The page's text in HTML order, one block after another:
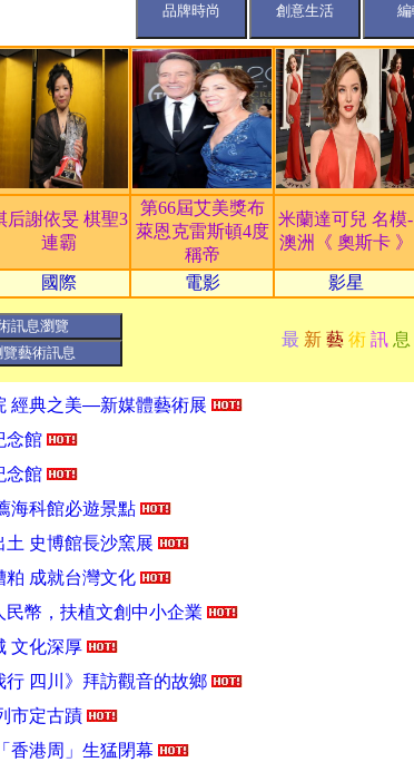
后謝依旻 棋聖3
連霸
第66屆艾美獎布
萊恩克雷斯頓4度
稱帝
米蘭達可兒 名模-
澳洲《 奧斯卡 》
國際 電影 影星
最 新 藝 術訊息
香港周」生猛閉幕
護衛千年的聖地
家 愛情興趣兩美
創作大賽 得獎名單公布
展 讓你「破冰懸空」
與文都有問題
！人生可獲國家級三大寶藏 【龍藏經
宗喀巴大師3D金銅雕為東方文
慈悲與智慧—宗教雕塑藝術 常設展
媒體藝術展
經典之美—新媒體藝術展